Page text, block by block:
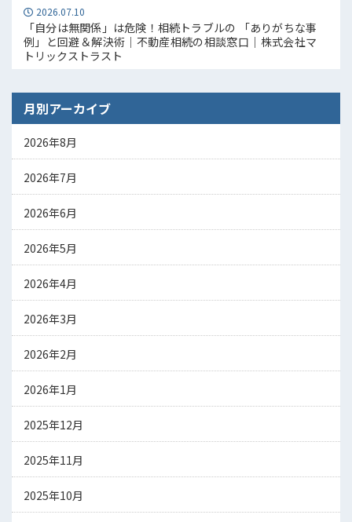
2026.07.10
「自分は無関係」は危険！相続トラブルの 「ありがちな事
例」と回避＆解決術｜不動産相続の相談窓口｜株式会社マ
トリックストラスト
月別アーカイブ
2026年8月
2026年7月
2026年6月
2026年5月
2026年4月
2026年3月
2026年2月
2026年1月
2025年12月
2025年11月
2025年10月